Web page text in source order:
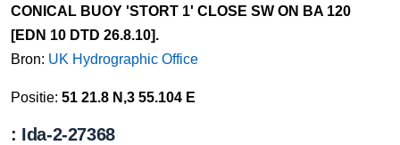
CONICAL BUOY 'STORT 1' CLOSE SW ON BA 120
[EDN 10 DTD 26.8.10].
Bron: UK Hydrographic Office
Positie: 51 21.8 N,3 55.104 E
: Ida-2-27368